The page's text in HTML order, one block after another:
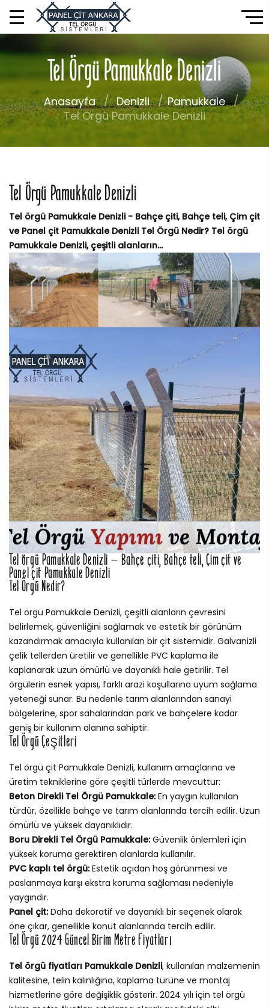
Tel Örgü Pamukkale Denizli
Anasayfa Denizli
Pamukkale
Tel Örgü Pamukkale Denizli
Tel Örgü Pamukkale Denizli
Tel örgü Pamukkale Denizli - Bahçe çiti, Bahçe teli, Çim çit
ve Panel çit Pamukkale Denizli Tel Örgü Nedir? Tel örgü
Pamukkale Denizli, çeşitli alanların...
Tel örgü Pamukkale Denizli – Bahçe çiti, Bahçe teli, Çim çit ve
Panel çit Pamukkale Denizli
Tel Örgü Nedir?
Tel örgü Pamukkale Denizli, çeşitli alanların çevresini
belirlemek, güvenliğini sağlamak ve estetik bir görünüm
kazandırmak amacıyla kullanılan bir çit sistemidir. Galvanizli
çelik tellerden üretilir ve genellikle PVC kaplama ile
kaplanarak uzun ömürlü ve dayanıklı hale getirilir. Tel
örgülerin esnek yapısı, farklı arazi koşullarına uyum sağlama
yeteneği sunar. Bu nedenle tarım alanlarından sanayi
bölgelerine, spor sahalarından park ve bahçelere kadar
geniş bir kullanım alanına sahiptir.
Tel Örgü Çeşitleri
Tel örgü çit Pamukkale Denizli, kullanım amaçlarına ve
üretim tekniklerine göre çeşitli türlerde mevcuttur:
Beton Direkli Tel Örgü Pamukkale:En yaygın kullanılan
türdür, özellikle bahçe ve tarım alanlarında tercih edilir. Uzun
ömürlü ve yüksek dayanıklıdır.
Boru Direkli Tel Örgü Pamukkale:Güvenlik önlemleri için
yüksek koruma gerektiren alanlarda kullanılır.
PVC kaplı tel örgü:Estetik açıdan hoş görünmesi ve
paslanmaya karşı ekstra koruma sağlaması nedeniyle
yaygındır.
Panel çit:Daha dekoratif ve dayanıklı bir seçenek olarak
öne çıkar, genellikle konut alanlarında tercih edilir.
Tel Örgü 2024 Güncel Birim Metre Fiyatları
Tel örgü fiyatları Pamukkale Denizli, kullanılan malzemenin
kalitesine, telin kalınlığına, kaplama türüne ve montaj
hizmetlerine göre değişiklik gösterir. 2024 yılı için tel örgü